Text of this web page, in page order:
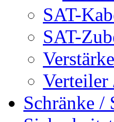
SAT-
SAT-
Verteiler
Schränke /